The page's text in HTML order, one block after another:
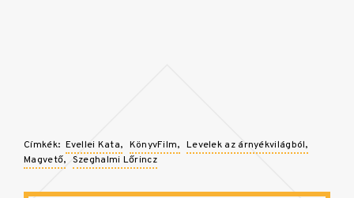
Címkék: Evellei Kata KönyvFilm
Levelek az árnyékvilágból
Magvető
Szeghalmi Lőrincz